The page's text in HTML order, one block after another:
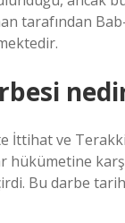
tarafından
İttihat ve Terakki
hükümetine
Bu darbe